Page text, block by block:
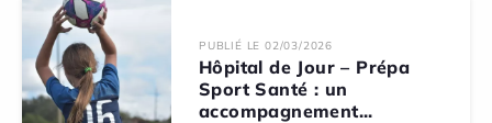
PUBLIÉ LE 02/03/2026
Hôpital de Jour – Prépa
Sport Santé : un
accompagnement...